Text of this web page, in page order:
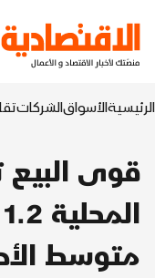
الرئيسيةالأسواقالشركات
قوى البيع
متوسط